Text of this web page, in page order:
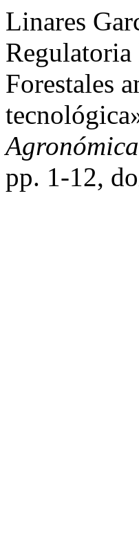
Linares
Forestales
pp. 1-12,